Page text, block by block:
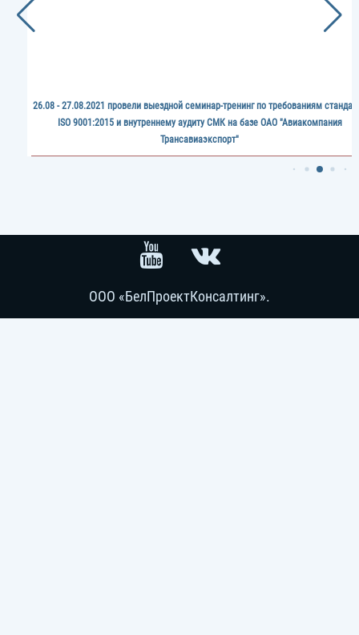
26.08 - 27.08.2021 провели выездной семинар-тренинг по требованиям
ISO 9001:2015 и внутреннему аудиту СМК на базе ОАО "Авиакомпания
Трансавиаэкспорт"
ООО «БелПроектКонсалтинг».